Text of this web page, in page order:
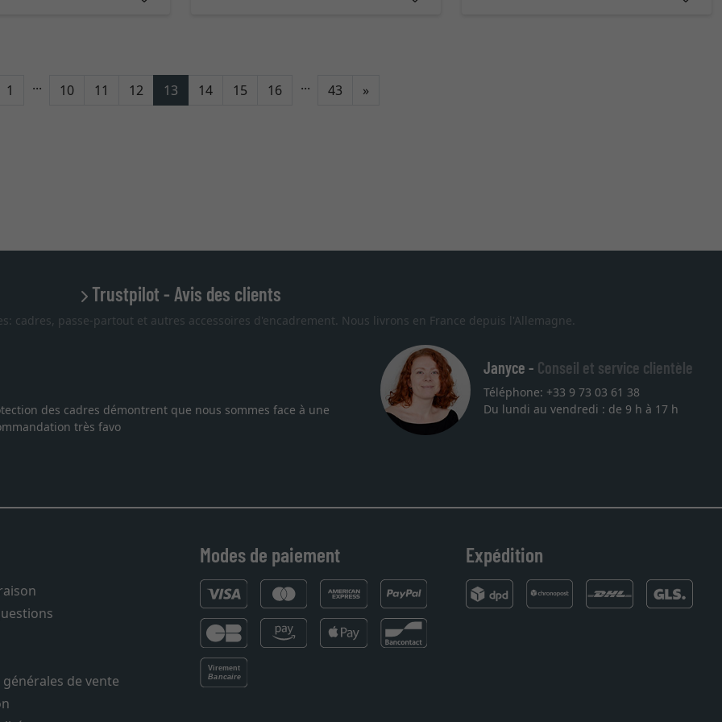
1 ... 10 11 12 13 14 15 16 ... 43 »Continuer
Trustpilot - Avis des clients
cadres, passe-partout et autres accessoires d'encadrement. Nous livrons en France depuis l'Allemagne.
suis tombée sur ce site. Le choix et la qualité sont au rendez
J'espère revenir pour une autre commande. Merci.
Janyce - Conseil et service clientèle
Téléphone: +33 9 73 03 61 38
Du lundi au vendredi : de 9 h à 17 h
de vente
Modes de paiement Expédition